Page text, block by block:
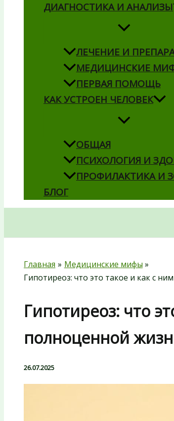
ДИАГНОСТИКА И АНАЛИЗЫ
ЛЕЧЕНИЕ И
МЕДИЦИНСКИЕ
ПЕРВАЯ ПОМОЩЬ
КАК УСТРОЕН ЧЕЛОВЕК
ОБЩАЯ
ПСИХОЛОГИЯ И
ПРОФИЛАКТИКА И
БЛОГ
Главная
Медицинские мифы
Гипотиреоз: что это такое и как с
Гипотиреоз: что
полноценной
26.07.2025